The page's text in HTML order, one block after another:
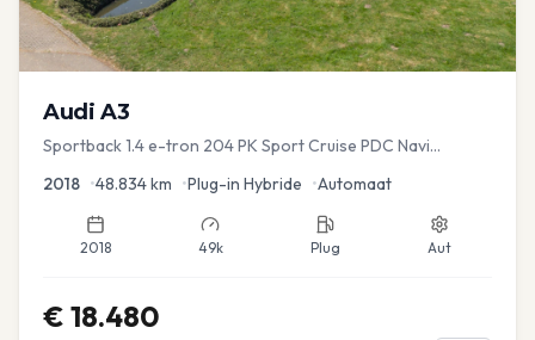
Audi A3
Sportback 1.4 e-tron 204 PK Sport Cruise PDC Navi
2018 •48.834km •Plug-in Hybride •Automaat
2018 49k Plug Aut
€ 18.480